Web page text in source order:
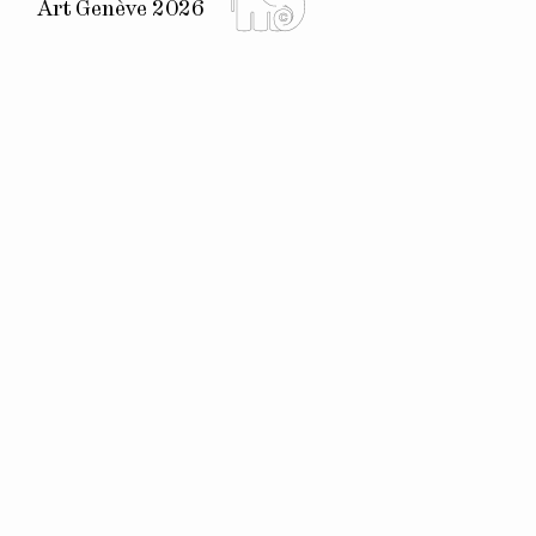
Art Genève 2026